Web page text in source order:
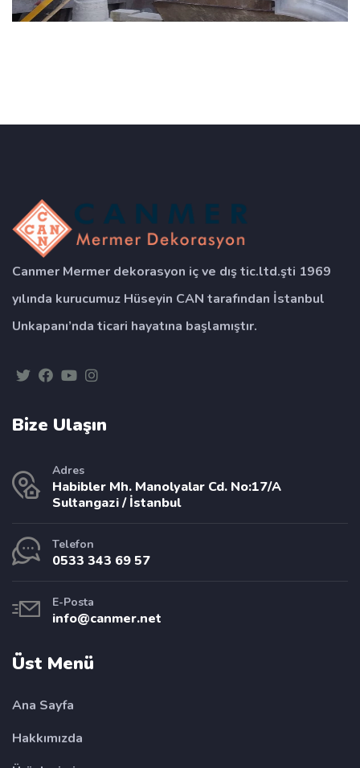
Canmer Mermer dekorasyon iç ve dış tic.ltd.şti 1969
yılında kurucumuz Hüseyin CAN tarafından İstanbul
Unkapanı’nda ticari hayatına başlamıştır.
Bize Ulaşın
Adres
Habibler Mh. Manolyalar Cd. No:17/A
Sultangazi / İstanbul
Telefon
0533 343 69 57
E-Posta
info@canmer.net
Üst Menü
Ana Sayfa
Hakkımızda